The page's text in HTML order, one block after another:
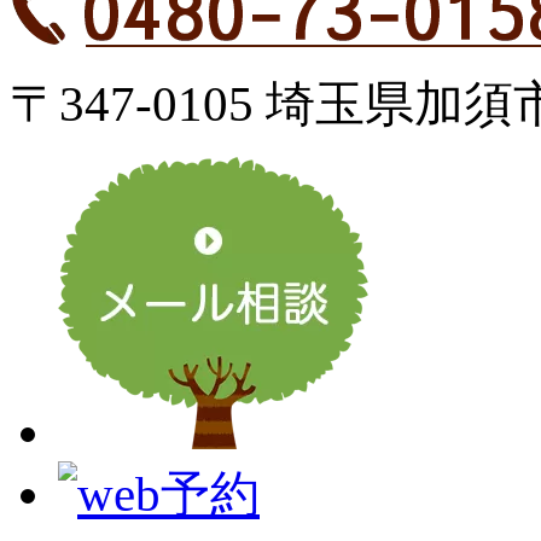
〒347-0105 埼玉県加須